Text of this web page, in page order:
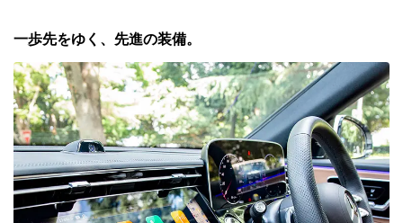
一歩先をゆく、先進の装備。